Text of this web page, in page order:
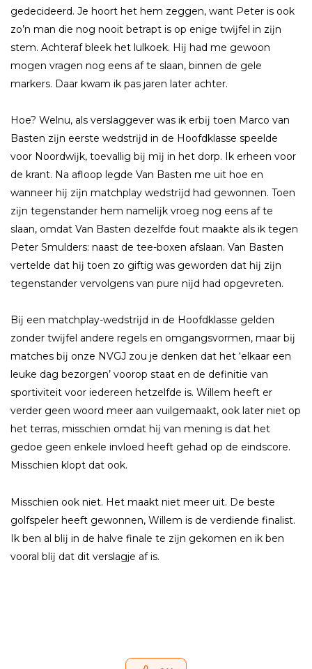
gedecideerd. Je hoort het hem zeggen, want Peter is ook
zo’n man die nog nooit betrapt is op enige twĳfel in zĳn
stem. Achteraf bleek het lulkoek. Hĳ had me gewoon
mogen vragen nog eens af te slaan, binnen de gele
markers. Daar kwam ik pas jaren later achter.
Hoe? Welnu, als verslaggever was ik erbĳ toen Marco van
Basten zĳn eerste wedstrĳd in de Hoofdklasse speelde
voor Noordwĳk, toevallig bĳ mĳ in het dorp. Ik erheen voor
de krant. Na afloop legde Van Basten me uit hoe en
wanneer hĳ zĳn matchplay wedstrĳd had gewonnen. Toen
zĳn tegenstander hem namelĳk vroeg nog eens af te
slaan, omdat Van Basten dezelfde fout maakte als ik tegen
Peter Smulders: naast de tee-boxen afslaan. Van Basten
vertelde dat hĳ toen zo giftig was geworden dat hĳ zĳn
tegenstander vervolgens van pure nĳd had opgevreten.
Bĳ een matchplay-wedstrĳd in de Hoofdklasse gelden
zonder twĳfel andere regels en omgangsvormen, maar bĳ
matches bĳ onze NVGJ zou je denken dat het ‘elkaar een
leuke dag bezorgen’ voorop staat en de definitie van
sportiviteit voor iedereen hetzelfde is. Willem heeft er
verder geen woord meer aan vuilgemaakt, ook later niet op
het terras, misschien omdat hĳ van mening is dat het
gedoe geen enkele invloed heeft gehad op de eindscore.
Misschien klopt dat ook.
Misschien ook niet. Het maakt niet meer uit. De beste
golfspeler heeft gewonnen, Willem is de verdiende finalist.
Ik ben al blĳ in de halve finale te zĳn gekomen en ik ben
vooral blĳ dat dit verslagje af is.